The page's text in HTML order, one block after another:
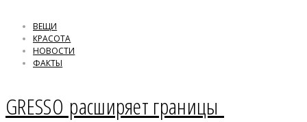
ВЕЩИ
КРАСОТА
НОВОСТИ
ФАКТЫ
GRESSO расширяет границы